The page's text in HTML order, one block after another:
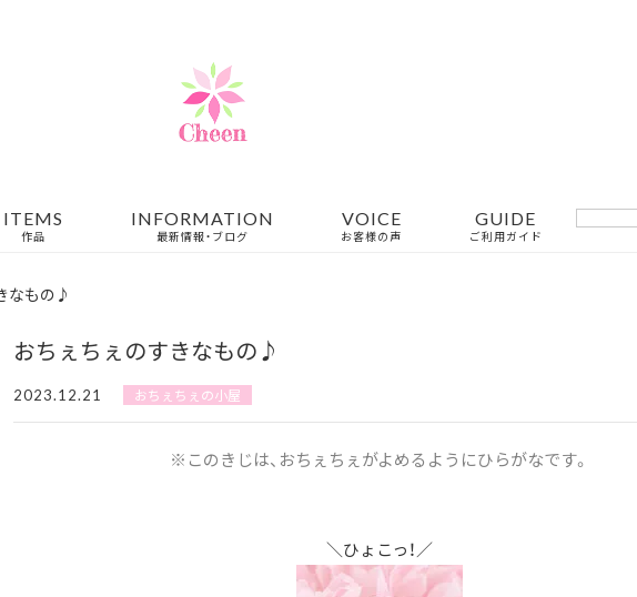
ITEMS
作品
INFORMATION
最新情報・ブログ
VOICE
お客様の声
GUIDE
ご利用ガイド
なもの♪
おちぇちぇのすきなもの♪
2023.12.21 おちぇちぇの小屋
※このきじは、おちぇちぇがよめるようにひらがなです。
＼ひょこっ！／